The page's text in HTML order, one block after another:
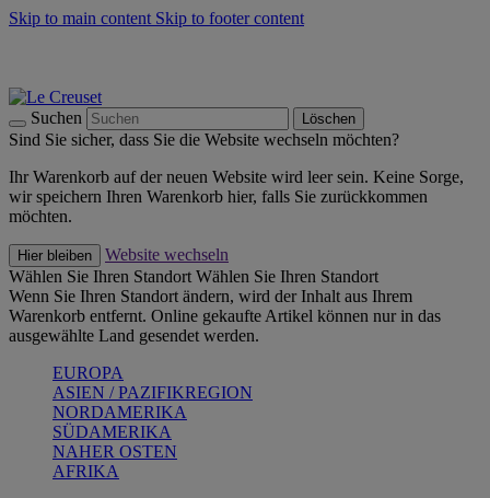
Skip to main content Skip to footer content
Suchen Löschen
Sind Sie sicher, dass Sie die Website wechseln möchten?
Ihr Warenkorb auf der neuen Website wird leer sein. Keine Sorge,
wir speichern Ihren Warenkorb hier, falls Sie zurückkommen
möchten.
Hier bleiben
Website wechseln
Wählen Sie Ihren Standort Wählen Sie Ihren Standort
Wenn Sie Ihren Standort ändern, wird der Inhalt aus Ihrem
Warenkorb entfernt. Online gekaufte Artikel können nur in das
ausgewählte Land gesendet werden.
EUROPA
ASIEN / PAZIFIKREGION
NORDAMERIKA
SÜDAMERIKA
NAHER OSTEN
AFRIKA